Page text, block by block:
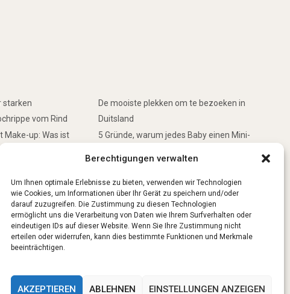
Berechtigungen verwalten
Um Ihnen optimale Erlebnisse zu bieten, verwenden wir Technologien
wie Cookies, um Informationen über Ihr Gerät zu speichern und/oder
darauf zuzugreifen. Die Zustimmung zu diesen Technologien
ermöglicht uns die Verarbeitung von Daten wie Ihrem Surfverhalten oder
eindeutigen IDs auf dieser Website. Wenn Sie Ihre Zustimmung nicht
erteilen oder widerrufen, kann dies bestimmte Funktionen und Merkmale
beeinträchtigen.
AKZEPTIEREN ABLEHNEN EINSTELLUNGEN ANZEIGEN
starken
vom Rind
Make-up: Was ist
Trinken
De mooiste plekken om te bezoeken in
Duitsland
5 Gründe, warum jedes Baby einen Mini-